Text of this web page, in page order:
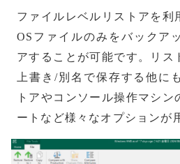
ファイルレベルリストアを利
OSファイルのみをバックア
アすることが可能です。リス
上書き/別名で保存する他に
トアやコンソール操作マシ
ートなど様々なオプションが